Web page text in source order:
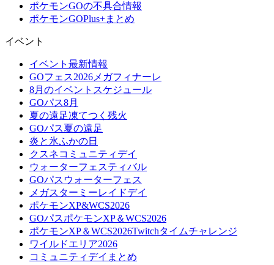
ポケモンGOの不具合情報
ポケモンGOPlus+まとめ
イベント
イベント最新情報
GOフェス2026メガフィナーレ
8月のイベントスケジュール
GOパス8月
夏の遠足凍てつく残火
GOパス夏の遠足
炎と氷ふかの日
クスネコミュニティデイ
ウォーターフェスティバル
GOパスウォーターフェス
メガスターミーレイドデイ
ポケモンXP&WCS2026
GOパスポケモンXP＆WCS2026
ポケモンXP＆WCS2026Twitchタイムチャレンジ
ワイルドエリア2026
コミュニティデイまとめ